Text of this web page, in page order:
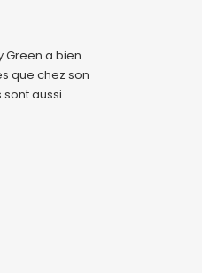
Green a bien
que chez son
aussi